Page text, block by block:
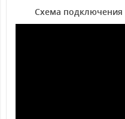
Схема подключения